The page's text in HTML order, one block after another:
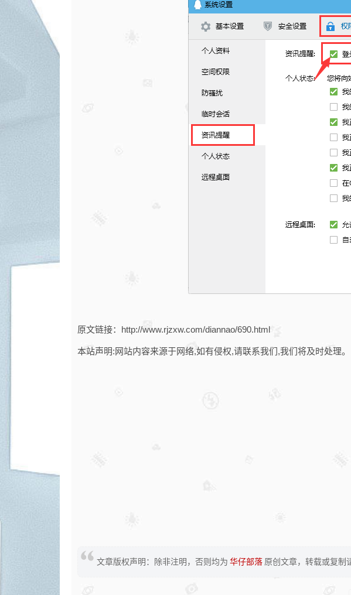
原文链接：http://www.rjzxw.com/diannao/690.html
本站声明:网站内容来源于网络,如有侵权,请联系我们,我们将及时处理。
文章版权声明：除非注明，否则均为 华仔部落 原创文章，转载或复制